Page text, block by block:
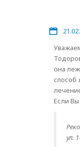
она
способ
Если
ул.